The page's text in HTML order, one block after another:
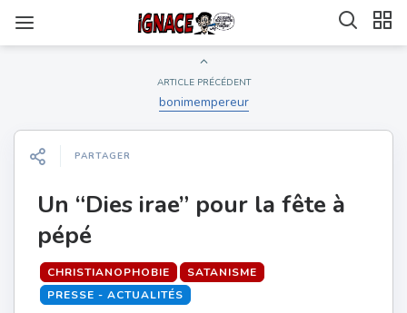
ARTICLE PRÉCÉDENT
bonimempereur
PARTAGER
Un “Dies irae” pour la fête à
pépé
CHRISTIANOPHOBIE
SATANISME
PRESSE - ACTUALITÉS